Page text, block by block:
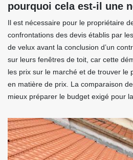
pourquoi cela est-il une
Il est nécessaire pour le propriétaire
confrontations des devis établis par
de velux avant la conclusion d’un
sur leurs fenêtres de toit, car cette
les prix sur le marché et de trouver le
en matière de prix. La comparaison
mieux préparer le budget exigé pour